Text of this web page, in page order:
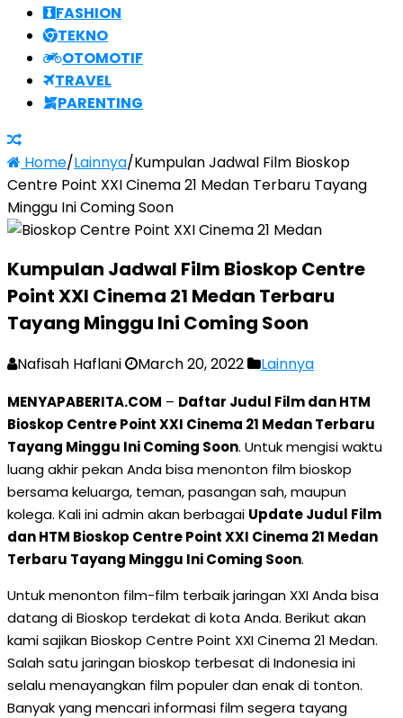
FASHION
TEKNO
OTOMOTIF
TRAVEL
PARENTING
Home/Lainnya/Kumpulan Jadwal Film Bioskop
Centre Point XXI Cinema 21 Medan Terbaru Tayang
Minggu Ini Coming Soon
Kumpulan Jadwal Film Bioskop Centre
Point XXI Cinema 21 Medan Terbaru
Tayang Minggu Ini Coming Soon
Nafisah Haflani March 20, 2022 Lainnya
MENYAPABERITA.COM – Daftar Judul Film dan HTM
Bioskop Centre Point XXI Cinema 21 Medan Terbaru
Tayang Minggu Ini Coming Soon. Untuk mengisi waktu
luang akhir pekan Anda bisa menonton film bioskop
bersama keluarga, teman, pasangan sah, maupun
kolega. Kali ini admin akan berbagai Update Judul Film
dan HTM Bioskop Centre Point XXI Cinema 21 Medan
Terbaru Tayang Minggu Ini Coming Soon.
Untuk menonton film-film terbaik jaringan XXI Anda bisa
datang di Bioskop terdekat di kota Anda. Berikut akan
kami sajikan Bioskop Centre Point XXI Cinema 21 Medan.
Salah satu jaringan bioskop terbesat di Indonesia ini
selalu menayangkan film populer dan enak di tonton.
Banyak yang mencari informasi film segera tayang